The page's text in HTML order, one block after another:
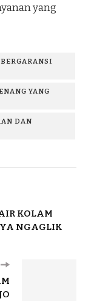
yang
YANG
DAN
KOLAM
NGAGLIK